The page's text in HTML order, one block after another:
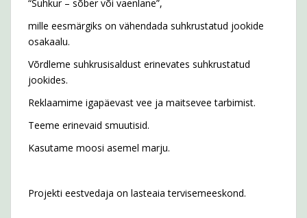
“Suhkur – sõber või vaenlane”,
mille eesmärgiks on vähendada suhkrustatud jookide
osakaalu.
Võrdleme suhkrusisaldust erinevates suhkrustatud
jookides.
Reklaamime igapäevast vee ja maitsevee tarbimist.
Teeme erinevaid smuutisid.
Kasutame moosi asemel marju.
Projekti eestvedaja on lasteaia tervisemeeskond.